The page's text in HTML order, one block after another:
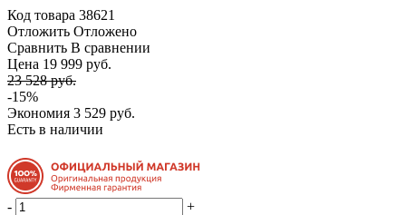
Код товара 38621
Отложить Отложено
Сравнить В сравнении
Цена 19 999 руб.
23 528 руб.
-15%
Экономия 3 529 руб.
Есть в наличии
-
+